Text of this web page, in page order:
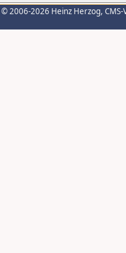
© 2006-2026 Heinz Herzog,